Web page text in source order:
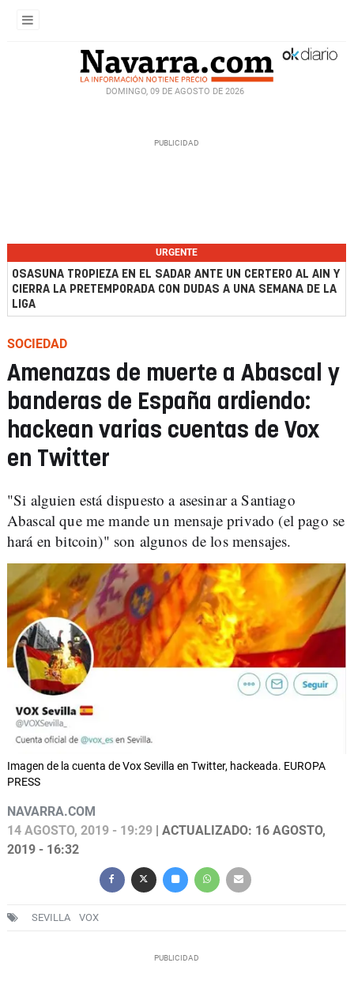
DOMINGO, 09 DE AGOSTO DE 2026
URGENTE
OSASUNA TROPIEZA EN EL SADAR ANTE UN CERTERO AL AIN Y
CIERRA LA PRETEMPORADA CON DUDAS A UNA SEMANA DE LA
LIGA
SOCIEDAD
Amenazas de muerte a Abascal y
banderas de España ardiendo:
hackean varias cuentas de Vox
en Twitter
"Si alguien está dispuesto a asesinar a Santiago
Abascal que me mande un mensaje privado (el pago se
hará en bitcoin)" son algunos de los mensajes.
Imagen de la cuenta de Vox Sevilla en Twitter, hackeada. EUROPA
PRESS
NAVARRA.COM
14 AGOSTO, 2019 - 19:29 | ACTUALIZADO: 16 AGOSTO,
2019 - 16:32
SEVILLA VOX